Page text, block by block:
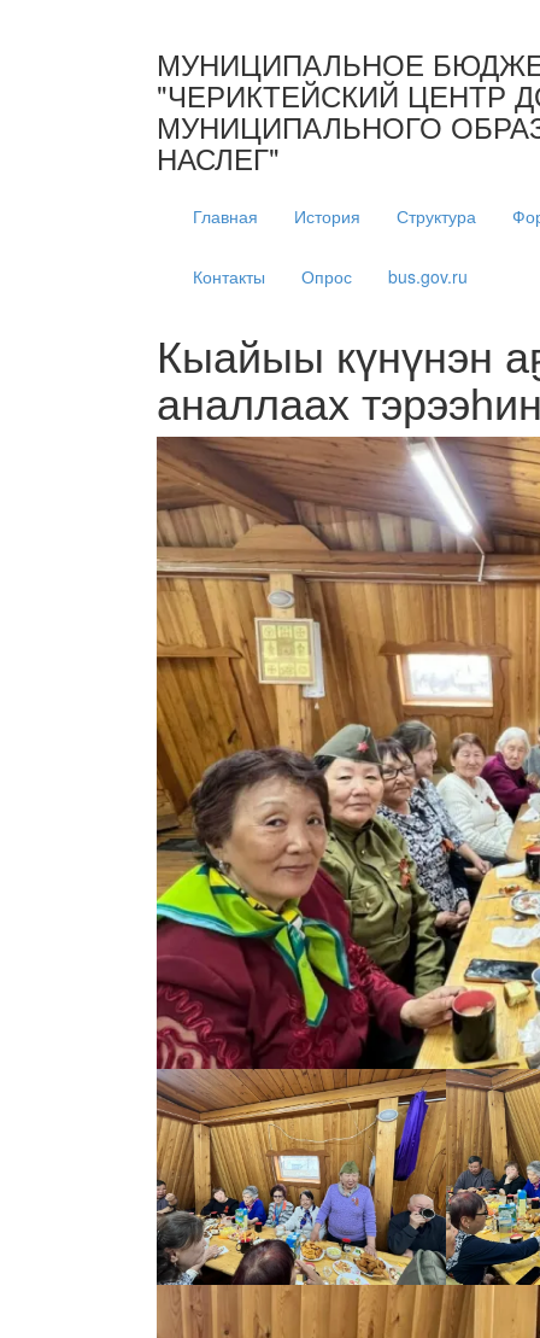
МУНИЦИПАЛЬНОЕ
"ЧЕРИКТЕЙСКИЙ ЦЕНТР
МУНИЦИПАЛЬНОГО
НАСЛЕГ"
Главная История Структура
Контакты Опрос bus.gov.ru
Кыайыы күнүнэн
аналлаах